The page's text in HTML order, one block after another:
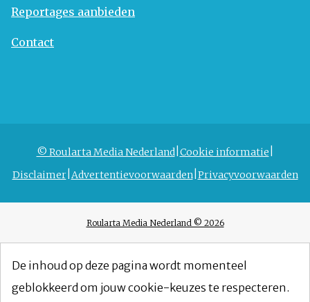
Reportages aanbieden
Contact
© Roularta Media Nederland Cookie informatie
Disclaimer Advertentievoorwaarden Privacyvoorwaarden
Roularta Media Nederland © 2026
De inhoud op deze pagina wordt momenteel
geblokkeerd om jouw cookie-keuzes te respecteren.